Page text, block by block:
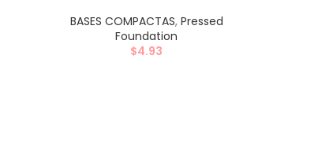
BASES COMPACTAS, Pressed
Foundation
$4.93